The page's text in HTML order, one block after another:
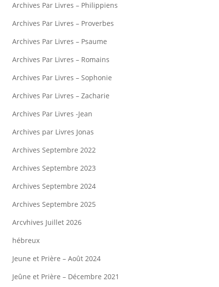
Archives Par Livres – Philippiens
Archives Par Livres – Proverbes
Archives Par Livres – Psaume
Archives Par Livres – Romains
Archives Par Livres – Sophonie
Archives Par Livres – Zacharie
Archives Par Livres -Jean
Archives par Livres Jonas
Archives Septembre 2022
Archives Septembre 2023
Archives Septembre 2024
Archives Septembre 2025
Arcvhives Juillet 2026
hébreux
Jeune et Prière – Août 2024
Jeûne et Prière – Décembre 2021